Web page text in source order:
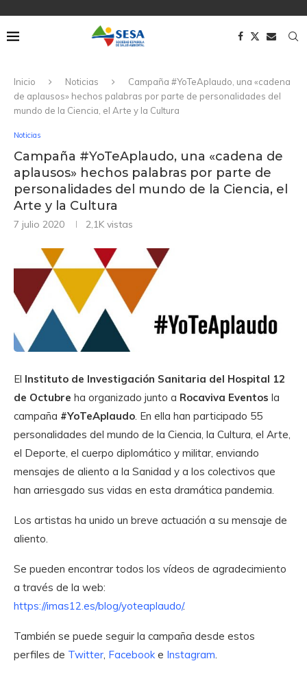
Inicio Noticias
Campaña #YoTeAplaudo, una «cadena
de aplausos» hechos palabras por parte de personalidades del
mundo de la Ciencia, el Arte y la Cultura
Noticias
Campaña #YoTeAplaudo, una «cadena de
aplausos» hechos palabras por parte de
personalidades del mundo de la Ciencia, el
Arte y la Cultura
7 julio 2020 2,1K vistas
El Instituto de Investigación Sanitaria del Hospital 12
de Octubre ha organizado junto a Rocaviva Eventos la
campaña #YoTeAplaudo. En ella han participado 55
personalidades del mundo de la Ciencia, la Cultura, el Arte,
el Deporte, el cuerpo diplomático y militar, enviando
mensajes de aliento a la Sanidad y a los colectivos que
han arriesgado sus vidas en esta dramática pandemia.
Los artistas ha unido un breve actuación a su mensaje de
aliento.
Se pueden encontrar todos los vídeos de agradecimiento
a través de la web:
https://imas12.es/blog/yoteaplaudo/.
También se puede seguir la campaña desde estos
perfiles de Twitter, Facebooke Instagram.